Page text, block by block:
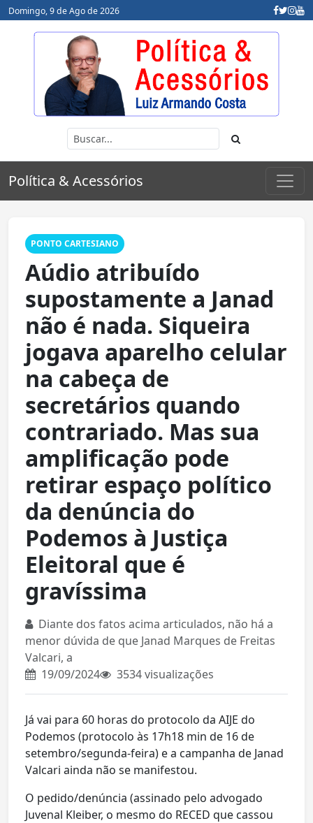
Domingo, 9 de Ago de 2026
Política & Acessórios
PONTO CARTESIANO
Aúdio atribuído
supostamente a Janad
não é nada. Siqueira
jogava aparelho celular
na cabeça de
secretários quando
contrariado. Mas sua
amplificação pode
retirar espaço político
da denúncia do
Podemos à Justiça
Eleitoral que é
gravíssima
Diante dos fatos acima articulados, não há a
menor dúvida de que Janad Marques de Freitas
Valcari, a
19/09/2024
3534 visualizações
Já vai para 60 horas do protocolo da AIJE do
Podemos (protocolo às 17h18 min de 16 de
setembro/segunda-feira) e a campanha de Janad
Valcari ainda não se manifestou.
O pedido/denúncia (assinado pelo advogado
Juvenal Kleiber, o mesmo do RECED que cassou